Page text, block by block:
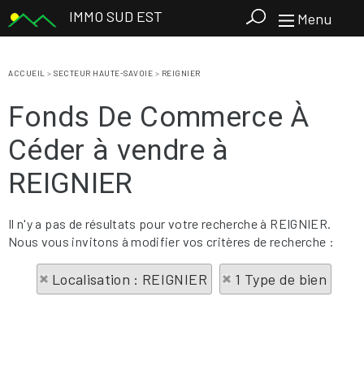
IMMO SUD EST Menu
ACCUEIL > SECTEUR HAUTE-SAVOIE > REIGNIER
Fonds De Commerce À
Céder à vendre à
REIGNIER
Il n'y a pas de résultats pour votre recherche à REIGNIER.
Nous vous invitons à modifier vos critères de recherche :
Localisation : REIGNIER 1 Type de bien